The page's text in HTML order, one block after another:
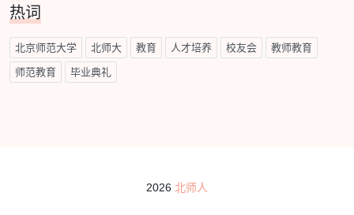
热词
北京师范大学 北师大 教育 人才培养 校友会 教师教育
师范教育 毕业典礼
2026 北师人